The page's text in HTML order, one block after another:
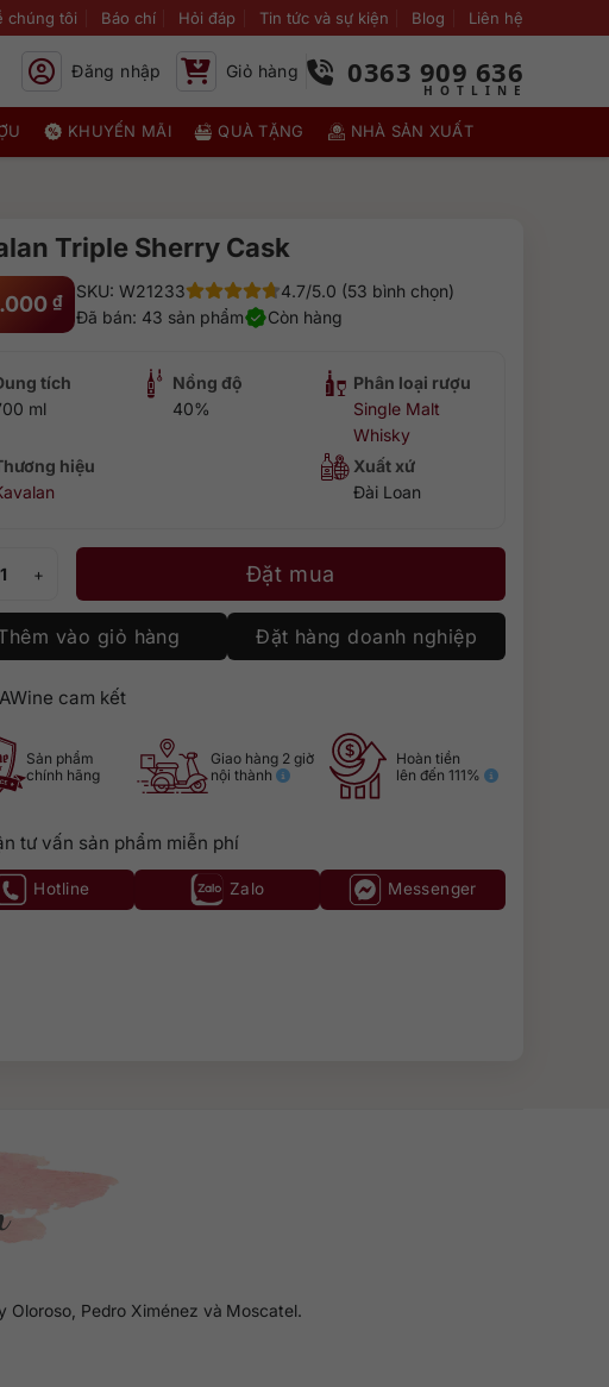
chúng tôi Báo chí Hỏi đáp Tin tức và sự kiện Blog Liên hệ
Đăng nhập Giỏ hàng 0363 909 636
KHUYẾN MÃI QUÀ TẶNG NHÀ SẢN XUẤT
Triple Sherry Cask
₫ SKU: W21233
4.7/5.0 (53 bình chọn)
Đã bán: 43 sản phẩm
Còn hàng
tích
ml
Nồng độ
40%
Phân loại rượu
Single Malt
Whisky
hiệu
Xuất xứ
Đài Loan
Đặt mua
vào giỏ hàng Đặt hàng doanh nghiệp
cam kết
Sản phẩm
chính hãng
Giao hàng 2 giờ
nội thành
Hoàn tiền
lên đến 111%
tư vấn sản phẩm miễn phí
Hotline Zalo Messenger
Pedro Ximénez và Moscatel.